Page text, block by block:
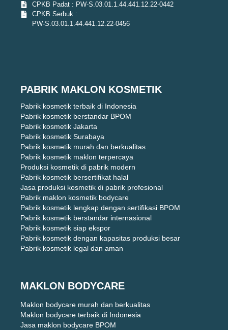
CPKB Padat : PW-S.03.01.1.44.441.12.22-0442
CPKB Serbuk :
PW-S.03.01.1.44.441.12.22-0456
PABRIK MAKLON KOSMETIK
Pabrik kosmetik terbaik di Indonesia
Pabrik kosmetik berstandar BPOM
Pabrik kosmetik Jakarta
Pabrik kosmetik Surabaya
Pabrik kosmetik murah dan berkualitas
Pabrik kosmetik maklon terpercaya
Produksi kosmetik di pabrik modern
Pabrik kosmetik bersertifikat halal
Jasa produksi kosmetik di pabrik profesional
Pabrik maklon kosmetik bodycare
Pabrik kosmetik lengkap dengan sertifikasi BPOM
Pabrik kosmetik berstandar internasional
Pabrik kosmetik siap ekspor
Pabrik kosmetik dengan kapasitas produksi besar
Pabrik kosmetik legal dan aman
MAKLON BODYCARE
Maklon bodycare murah dan berkualitas
Maklon bodycare terbaik di Indonesia
Jasa maklon bodycare BPOM